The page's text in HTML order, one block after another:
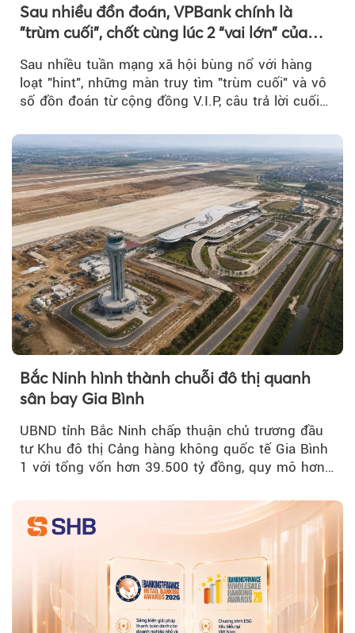
Sau nhiều đồn đoán, VPBank chính là
"trùm cuối", chốt cùng lúc 2 “vai lớn” của
BIGBANG World Tour tại Việt Nam
Sau nhiều tuần mạng xã hội bùng nổ với hàng
loạt "hint", những màn truy tìm "trùm cuối" và vô
số đồn đoán từ cộng đồng V.I.P, câu trả lời cuối
Bắc Ninh hình thành chuỗi đô thị quanh
sân bay Gia Bình
UBND tỉnh Bắc Ninh chấp thuận chủ trương đầu
tư Khu đô thị Cảng hàng không quốc tế Gia Bình
1 với tổng vốn hơn 39.500 tỷ đồng, quy mô hơn